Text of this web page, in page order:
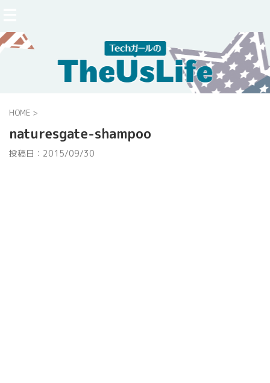
HOME >
naturesgate-shampoo
投稿日： 2015/09/30